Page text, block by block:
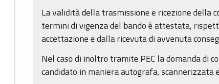
La validità della trasmissione e ricezione della
termini di vigenza del bando è attestata,
accettazione e dalla ricevuta di avvenuta
Nel caso di inoltro tramite PEC la domanda di
candidato in maniera autografa, scannerizzata